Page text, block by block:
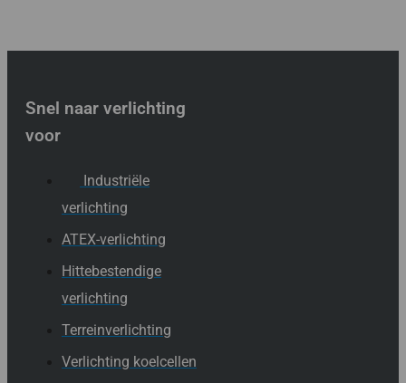
Snel naar verlichting
voor
Industriële
verlichting
ATEX-verlichting
Hittebestendige
verlichting
Terreinverlichting
Verlichting koelcellen